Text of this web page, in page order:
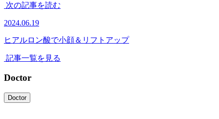
次の記事を読む
2024.06.19
ヒアルロン酸で小顔＆リフトアップ
記事一覧を見る
Doctor
Doctor